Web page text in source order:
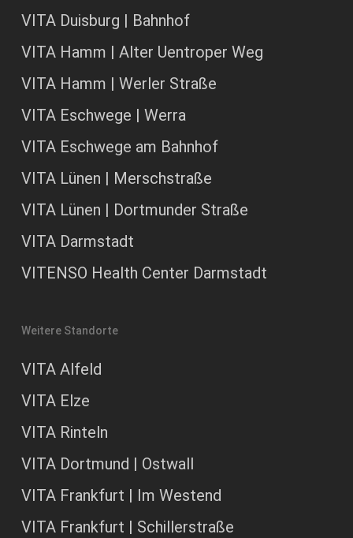
VITA Duisburg | Bahnhof
VITA Hamm | Alter Uentroper Weg
VITA Hamm | Werler Straße
VITA Eschwege | Werra
VITA Eschwege am Bahnhof
VITA Lünen | Merschstraße
VITA Lünen | Dortmunder Straße
VITA Darmstadt
VITENSO Health Center Darmstadt
Weitere Standorte
VITA Alfeld
VITA Elze
VITA Rinteln
VITA Dortmund | Ostwall
VITA Frankfurt | Im Westend
VITA Frankfurt | Schillerstraße